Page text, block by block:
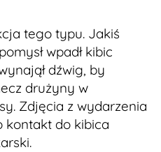
tego typu. Jakiś
wpadł kibic
dźwig, by
drużyny w
Zdjęcia z wydarzenia
kontakt do kibica